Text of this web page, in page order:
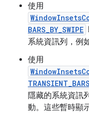
使用
BARS_BY_SWIPE
系統資訊列，例
使用
隱藏的系統資訊
動。這些暫時顯